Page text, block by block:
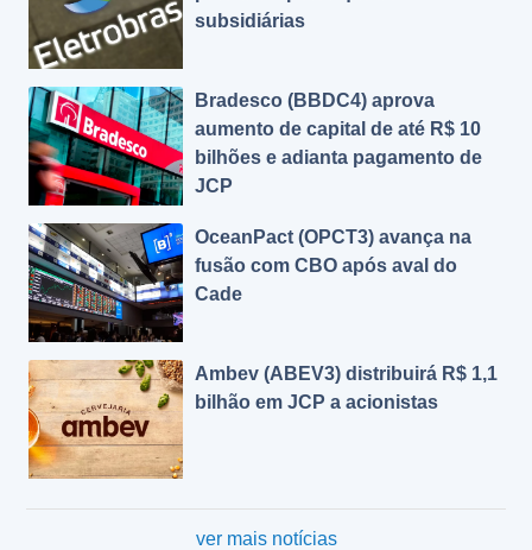
subsidiárias
Bradesco (BBDC4) aprova
aumento de capital de até R$ 10
bilhões e adianta pagamento de
JCP
OceanPact (OPCT3) avança na
fusão com CBO após aval do
Cade
Ambev (ABEV3) distribuirá R$ 1,1
bilhão em JCP a acionistas
ver mais notícias